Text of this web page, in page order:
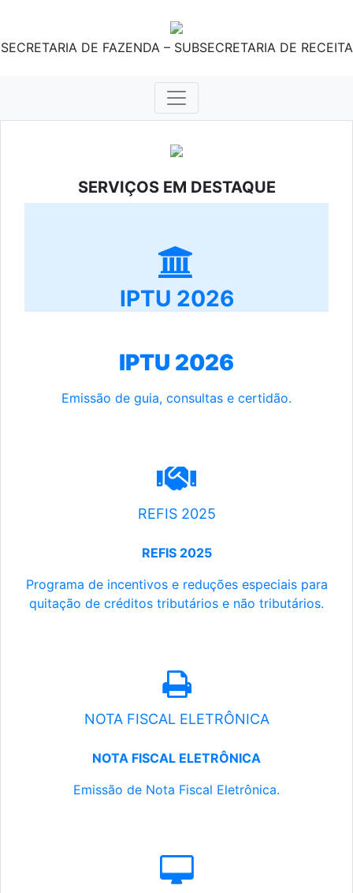
SECRETARIA DE FAZENDA – SUBSECRETARIA DE RECEITA
SERVIÇOS EM DESTAQUE
IPTU 2026
IPTU 2026
Emissão de guia, consultas e certidão.
REFIS 2025
REFIS 2025
Programa de incentivos e reduções especiais para
quitação de créditos tributários e não tributários.
NOTA FISCAL ELETRÔNICA
NOTA FISCAL ELETRÔNICA
Emissão de Nota Fiscal Eletrônica.